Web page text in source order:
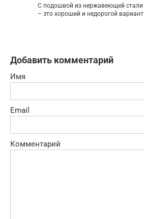
С подошвой из нержавеющей стали
– это хороший и недорогой
Добавить комментарий
Имя
Email
Комментарий